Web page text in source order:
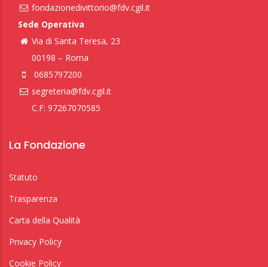
fondazionedivittorio@fdv.cgil.it
Sede Operativa
Via di Santa Teresa, 23
00198 – Roma
0685797200
segreteria@fdv.cgil.it
C.F: 97267070585
La Fondazione
Statuto
Trasparenza
Carta della Qualità
Privacy Policy
Cookie Policy